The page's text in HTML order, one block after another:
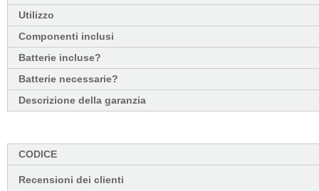
Utilizzo
Componenti inclusi
Batterie incluse?
Batterie necessarie?
Descrizione della garanzia
CODICE
Recensioni dei clienti